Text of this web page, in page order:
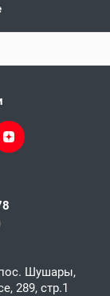
Шушары,
289, стр.1